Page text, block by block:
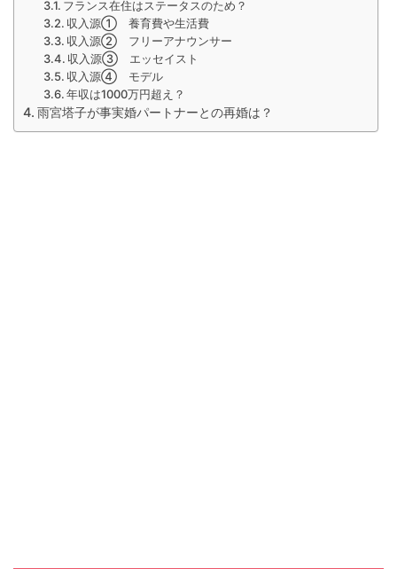
フランス在住はステータスのため？
収入源① 養育費や生活費
収入源② フリーアナウンサー
収入源③ エッセイスト
収入源④ モデル
年収は1000万円超え？
雨宮塔子が事実婚パートナーとの再婚は？